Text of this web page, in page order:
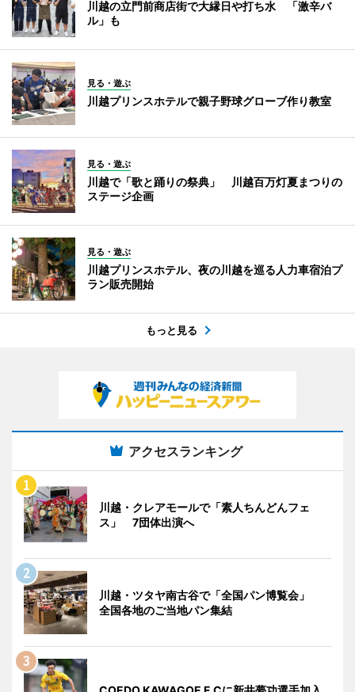
川越の立門前商店街で大縁日や打ち水 「激辛バ
ル」も
見る・遊ぶ
川越プリンスホテルで親子野球グローブ作り教室
見る・遊ぶ
川越で「歌と踊りの祭典」 川越百万灯夏まつりの
ステージ企画
見る・遊ぶ
川越プリンスホテル、夜の川越を巡る人力車宿泊プ
ラン販売開始
もっと見る
アクセスランキング
川越・クレアモールで「素人ちんどんフェ
ス」 7団体出演へ
川越・ツタヤ南古谷で「全国パン博覧会」
全国各地のご当地パン集結